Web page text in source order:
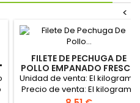
<
FILETE DE PECHUGA DE
POLLO EMPANADO FRESCO
"QUINEBA-BLANSE"
(PRODUCTO POR
ENCARGO)
Unidad de venta: El kilogramo
Precio de venta: El kilogramo
Cada filete pesa 100 gr